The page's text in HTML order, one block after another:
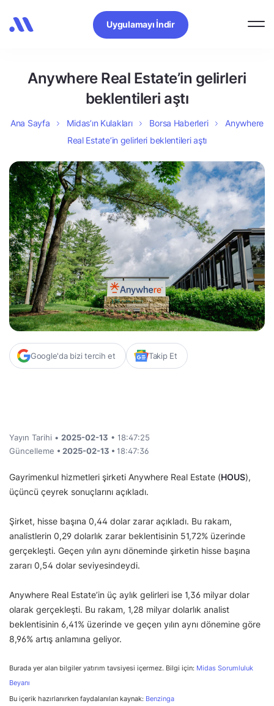
Uygulamayı İndir
Anywhere Real Estate’in gelirleri
beklentileri aştı
Ana Sayfa Midas’ın Kulakları Borsa Haberleri
Anywhere
Real Estate’in gelirleri beklentileri aştı
Google'da bizi tercih et Takip Et
Yayın Tarihi • 2025-02-13 • 18:47:25
Güncelleme • 2025-02-13 • 18:47:36
Gayrimenkul hizmetleri şirketi Anywhere Real Estate (HOUS),
üçüncü çeyrek sonuçlarını açıkladı.
Şirket, hisse başına 0,44 dolar zarar açıkladı. Bu rakam,
analistlerin 0,29 dolarlık zarar beklentisinin 51,72% üzerinde
gerçekleşti. Geçen yılın aynı döneminde şirketin hisse başına
zararı 0,54 dolar seviyesindeydi.
Anywhere Real Estate’in üç aylık gelirleri ise 1,36 milyar dolar
olarak gerçekleşti. Bu rakam, 1,28 milyar dolarlık analist
beklentisinin 6,41% üzerinde ve geçen yılın aynı dönemine göre
8,96% artış anlamına geliyor.
Burada yer alan bilgiler yatırım tavsiyesi içermez. Bilgi için: Midas Sorumluluk
Beyanı
Bu içerik hazırlanırken faydalanılan kaynak: Benzinga